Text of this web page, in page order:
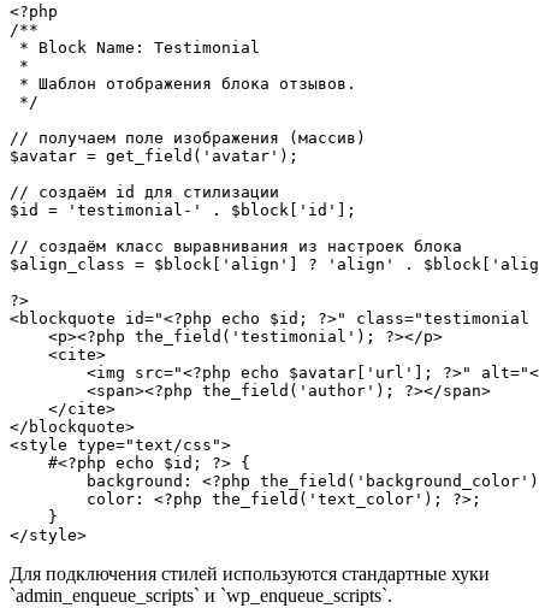
<?php
/**
* Block Name: Testimonial
*
* Шаблон отображения блока отзывов.
*/
// получаем поле изображения (массив)
$avatar = get_field('avatar');
// создаём id для стилизации
$id = 'testimonial-' . $block['id'];
// создаём класс выравнивания из настроек блока
$align_class = $block['align'] ? 'align' .
?>
<blockquote id="<?php echo $id; ?>" class="testimonial
    <p><?php the_field('testimonial'); ?></p>
    <cite>
<img src="<?php echo $avatar['url']; ?>"
        <span><?php the_field('author'); ?></span>
    </cite>
</blockquote>
<style type="text/css">
    #<?php echo $id; ?> {
background: <?php
        color: <?php the_field('text_color'); ?>;
    }
Для подключения стилей используются стандартные хуки
`admin_enqueue_scripts` и `wp_enqueue_scripts`.